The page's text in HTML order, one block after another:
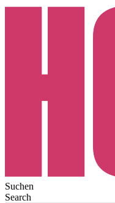
Suchen
Search